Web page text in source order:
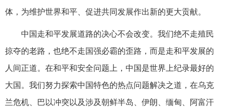
体，为维护世界和平、促进共同发展作出新的更大贡献。
中国走和平发展道路的决心不会改变。我们绝不走殖民
掠夺的老路，也绝不走国强必霸的歪路，而是走和平发展的
人间正道。在和平和安全问题上，中国是世界上纪录最好的
大国。我们努力探索中国特色的热点问题解决之道，在乌克
兰危机、巴以冲突以及涉及朝鲜半岛、伊朗、缅甸、阿富汗